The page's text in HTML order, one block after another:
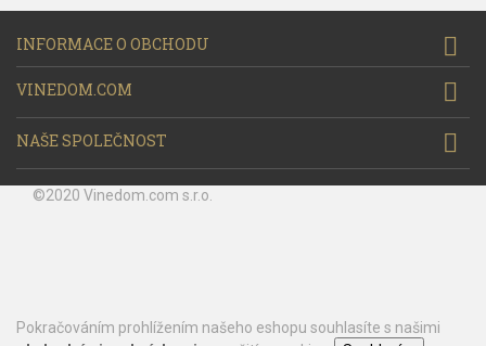
INFORMACE O OBCHODU 
VINEDOM.COM 
NAŠE SPOLEČNOST 
©2020 Vinedom.com s.r.o.
Pokračováním prohlížením našeho eshopu souhlasíte s našimi